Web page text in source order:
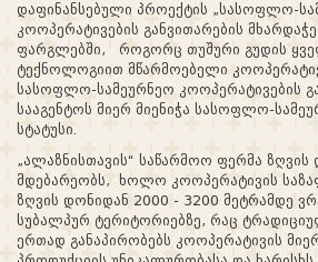
დაფინანსებული პროექტის „სასოფლო-
კოოპერატივების განვითარების
ფარგლებში, როგორც თუშური გუდის
ტექნოლოგიით მწარმოებელი
სასოფლო-სამეურნეო კოოპერატივების
სააგენტოს მიერ მიენიჭა სასოფლო-
სტატუსი.
„ალაზნისთავის“ საწარმოო ფერმა ზღვის
მდებარეობს, ხოლო კოოპერატივის
ზღვის დონიდან 2000 - 3200 მეტრამდე
სუბალპურ ტერიტორიებზე, რაც
ერთად განაპირობებს კოოპერატივის